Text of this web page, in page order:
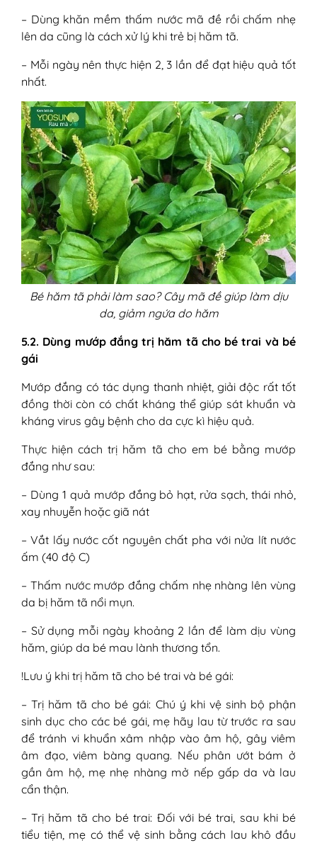
– Dùng khăn mềm thấm nước mã đề rồi chấm nhẹ
lên da cũng là cách xử lý khi trẻ bị hăm tã.
– Mỗi ngày nên thực hiện 2, 3 lần để đạt hiệu quả tốt
nhất.
Bé hăm tã phải làm sao? Cây mã đề giúp làm dịu
da, giảm ngứa do hăm
5.2. Dùng mướp đắng trị hăm tã cho bé trai và bé
gái
Mướp đắng có tác dụng thanh nhiệt, giải độc rất tốt
đồng thời còn có chất kháng thể giúp sát khuẩn và
kháng virus gây bệnh cho da cực kì hiệu quả.
Thực hiện cách trị hăm tã cho em bé bằng mướp
đắng như sau:
– Dùng 1 quả mướp đắng bỏ hạt, rửa sạch, thái nhỏ,
xay nhuyễn hoặc giã nát
– Vắt lấy nước cốt nguyên chất pha với nửa lít nước
ấm (40 độ C)
– Thấm nước mướp đắng chấm nhẹ nhàng lên vùng
da bị hăm tã nổi mụn.
– Sử dụng mỗi ngày khoảng 2 lần để làm dịu vùng
hăm, giúp da bé mau lành thương tổn.
!Lưu ý khi trị hăm tã cho bé trai và bé gái:
– Trị hăm tã cho bé gái: Chú ý khi vệ sinh bộ phận
sinh dục cho các bé gái, mẹ hãy lau từ trước ra sau
để tránh vi khuẩn xâm nhập vào âm hộ, gây viêm
âm đạo, viêm bàng quang. Nếu phân ướt bám ở
gần âm hộ, mẹ nhẹ nhàng mở nếp gấp da và lau
cẩn thận.
– Trị hăm tã cho bé trai: Đối với bé trai, sau khi bé
tiểu tiện, mẹ có thể vệ sinh bằng cách lau khô đầu